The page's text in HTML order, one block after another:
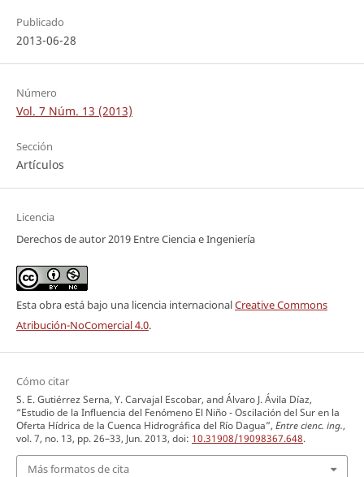
Publicado
2013-06-28
Número
Vol. 7 Núm. 13 (2013)
Sección
Artículos
Licencia
Derechos de autor 2019 Entre Ciencia e Ingeniería
Esta obra está bajo una licencia internacionalCreative Commons
Atribución-NoComercial 4.0.
Cómo citar
S. E. Gutiérrez Serna, Y. Carvajal Escobar, and Álvaro J. Ávila Díaz,
“Estudio de la Influencia del Fenómeno El Niño - Oscilación del Sur en la
Oferta Hídrica de la Cuenca Hidrográfica del Río Dagua”, Entre cienc. ing.,
vol. 7, no. 13, pp. 26–33, Jun. 2013, doi: 10.31908/19098367.648.
Más formatos de cita